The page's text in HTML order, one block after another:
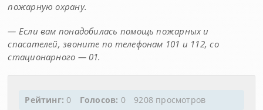
пожарную охрану.
— Если вам понадобилась помощь пожарных и
спасателей, звоните по телефонам 101 и 112, со
стационарного — 01.
Рейтинг:0 Голосов: 0 9208 просмотров